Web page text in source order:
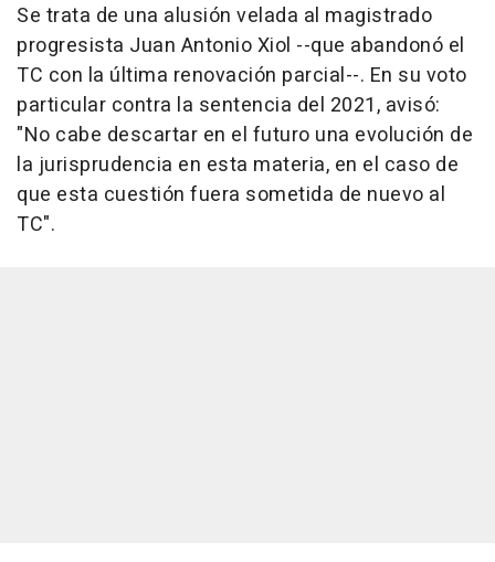
Se trata de una alusión velada al magistrado
progresista Juan Antonio Xiol --que abandonó el
TC con la última renovación parcial--. En su voto
particular contra la sentencia del 2021, avisó:
"No cabe descartar en el futuro una evolución de
la jurisprudencia en esta materia, en el caso de
que esta cuestión fuera sometida de nuevo al
TC".